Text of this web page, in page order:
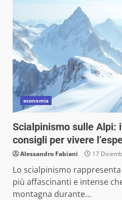
economia
Scialpinismo sulle Alpi:
consigli per vivere
Alessandro Fabiani 17
Lo scialpinismo
più affascinanti e intense
montagna durante...